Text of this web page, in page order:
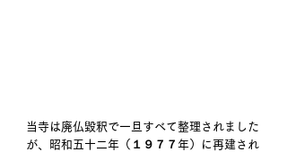
当寺は廃仏毀釈で一旦すべて整理されました
が、昭和五十二年（１９７７年）に再建され